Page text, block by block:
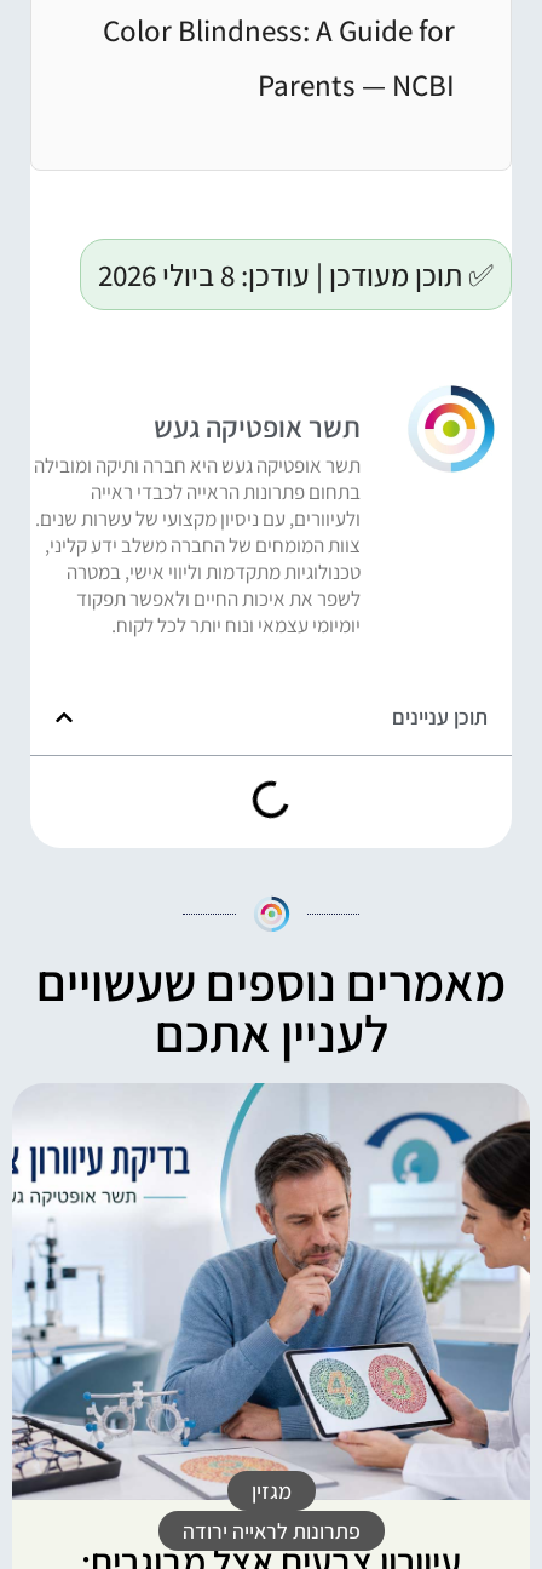
Color Blindness: A Guide for
Parents — NCBI
✅ תוכן מעודכן | עודכן: 8 ביולי 2026
תשר אופטיקה געש
תשר אופטיקה געש היא חברה ותיקה ומובילה
בתחום פתרונות הראייה לכבדי ראייה
ולעיוורים, עם ניסיון מקצועי של עשרות שנים.
צוות המומחים של החברה משלב ידע קליני,
טכנולוגיות מתקדמות וליווי אישי, במטרה
לשפר את איכות החיים ולאפשר תפקוד
יומיומי עצמאי ונוח יותר לכל לקוח.
תוכן עניינים
מאמרים נוספים שעשויים
לעניין אתכם
מגזין
פתרונות לראייה ירודה